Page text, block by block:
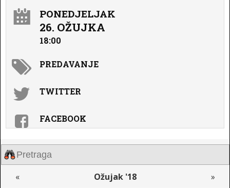
PONEDJELJAK
26. OŽUJKA
18:00
PREDAVANJE
TWITTER
FACEBOOK
« Ožujak '18 »